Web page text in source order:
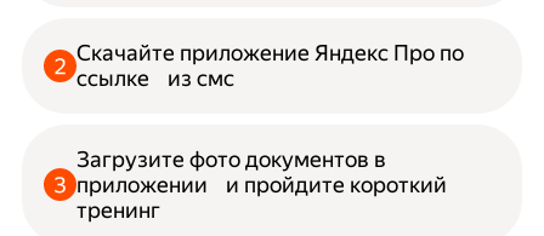
Скачайте приложение Яндекс Про по
ссылке из смс
Загрузите фото документов в
приложении и пройдите короткий
тренинг